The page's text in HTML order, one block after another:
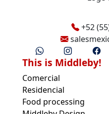
+52
This is Middleby!
Comercial
Residencial
Food processing